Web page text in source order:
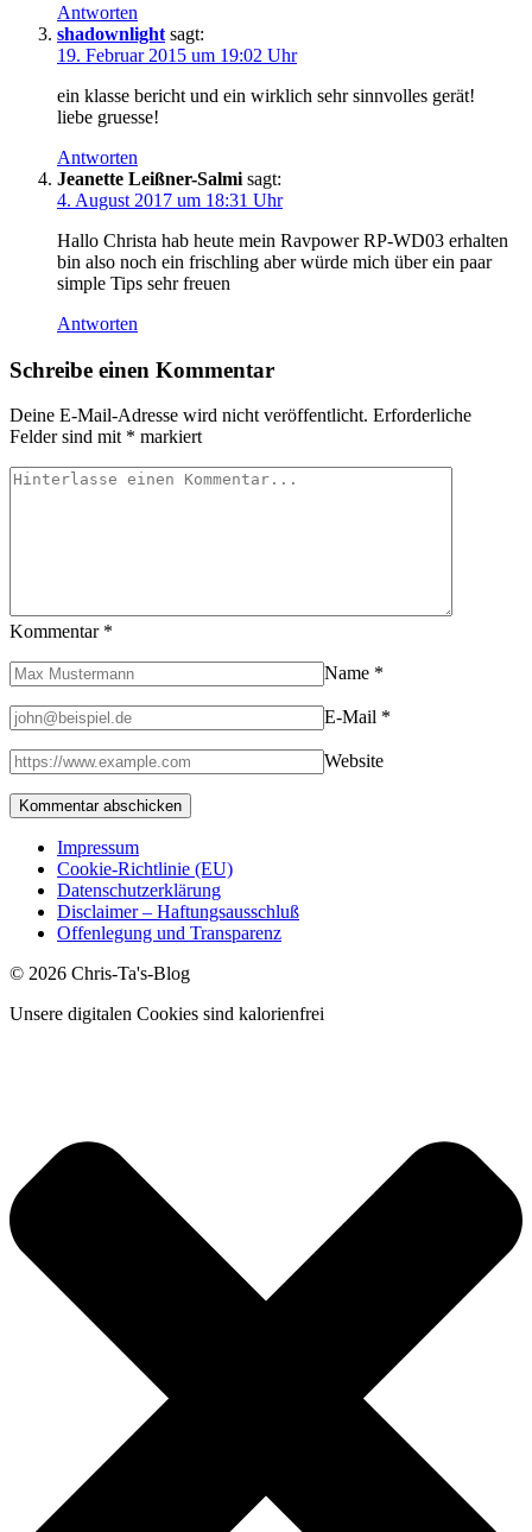
Antworten
shadownlight sagt:
19. Februar 2015 um 19:02 Uhr
ein klasse bericht und ein wirklich sehr sinnvolles gerät!
liebe gruesse!
Antworten
Jeanette Leißner-Salmi sagt:
4. August 2017 um 18:31 Uhr
Hallo Christa hab heute mein Ravpower RP-WD03 erhalten
bin also noch ein frischling aber würde mich über ein paar
simple Tips sehr freuen
Antworten
Schreibe einen Kommentar
Deine E-Mail-Adresse wird nicht veröffentlicht. Erforderliche
Felder sind mit * markiert
Kommentar *
Name *
E-Mail *
Website
Impressum
Cookie-Richtlinie (EU)
Datenschutzerklärung
Disclaimer – Haftungsausschluß
Offenlegung und Transparenz
© 2026 Chris-Ta's-Blog
Unsere digitalen Cookies sind kalorienfrei